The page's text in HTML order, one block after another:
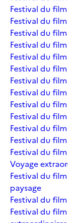
Festival du
Festival du
Festival du
Festival du
Festival du
Festival du
Festival du
Festival du
Festival du
Festival du
Festival du
Festival du
Festival du
Voyage
Festival du
paysage
Festival du
Festival du